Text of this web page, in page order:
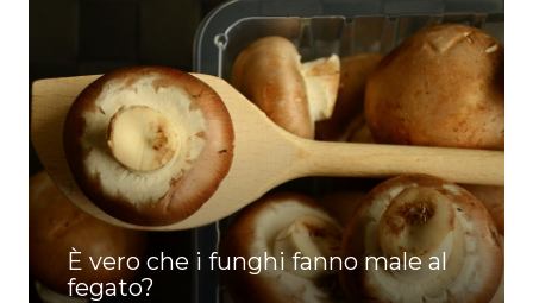
È vero che i funghi fanno male al
fegato?